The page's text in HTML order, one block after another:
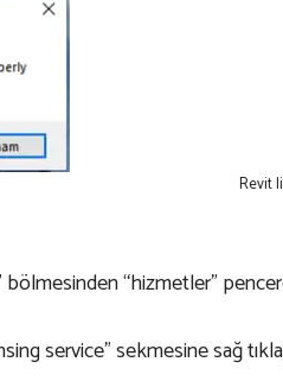
Revit
“hizmetler”
service” sekmesine sağ